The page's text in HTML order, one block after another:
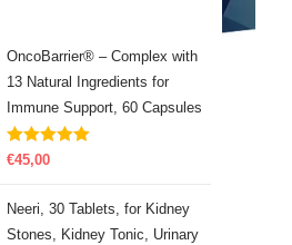
OncoBarrier® – Complex with
13 Natural Ingredients for
Immune Support, 60 Capsules
Rated5.00
€45,00
Neeri, 30 Tablets, for Kidney
Stones, Kidney Tonic, Urinary